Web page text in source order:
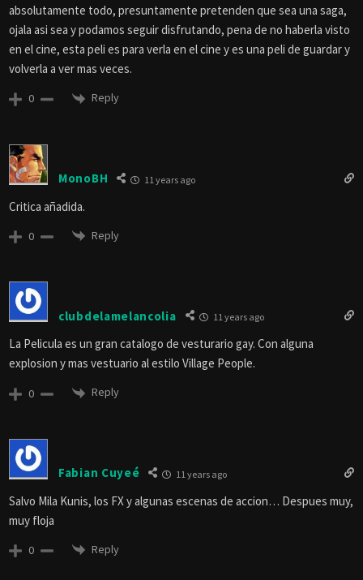
absolutamente todo, presuntamente pretenden que sea una saga,
ojala asi sea y podamos seguir disfrutando, pena de no haberla visto
en el cine, esta peli es para verla en el cine y es una peli de guardar y
volverla a ver mas veces.
0 Reply
MonoBH 11 years ago
Critica añadida.
0 Reply
clubdelamelancolia 11 years ago
La Pelicula es un gran catalogo de vesturario gay. Con alguna
explosion y mas vestuario al estilo Village People.
0 Reply
Fabian Cuyeé 11 years ago
Salvo Mila Kunis, los FX y algunas escenas de accion… Despues muy,
muy floja
0 Reply